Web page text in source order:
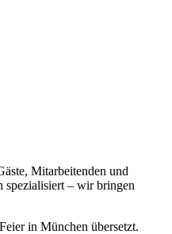
Mitarbeitenden und
spezialisiert – wir bringen
in München übersetzt.